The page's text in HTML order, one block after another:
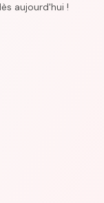
aujourd'hui !